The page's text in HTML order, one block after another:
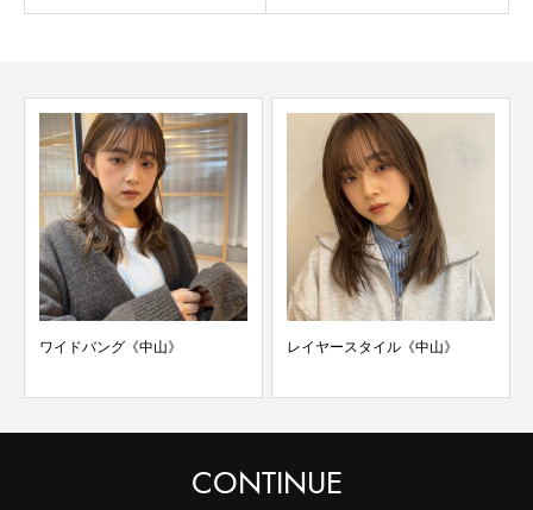
ワイドバング《中山》 レイヤースタイル《中山》
CONTINUE